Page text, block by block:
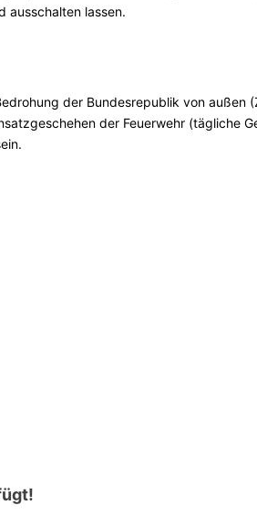
ausschalten lassen.
der Bundesrepublik von außen
der Feuerwehr (tägliche